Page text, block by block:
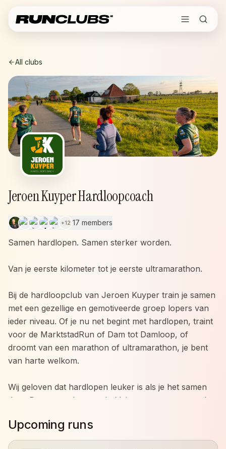
All clubs
Jeroen Kuyper Hardloopcoach
+12 17 members
Samen hardlopen. Samen sterker worden.
Van je eerste kilometer tot je eerste ultramarathon.
Bij de hardloopclub van Jeroen Kuyper train je samen
met een gezellige en gemotiveerde groep lopers van
ieder niveau. Of je nu net begint met hardlopen, traint
voor de MarktstadRun of Dam tot Damloop, of
droomt van een marathon of ultramarathon, je bent
van harte welkom.
Wij geloven dat hardlopen leuker is als je het samen
doet. Daarom trainen we in kleine groepen met veel
niveau en werkt aan zijn eigen doelen, terwijl we
elkaar motiveren om net dat stapje extra te zetten.
Upcoming runs